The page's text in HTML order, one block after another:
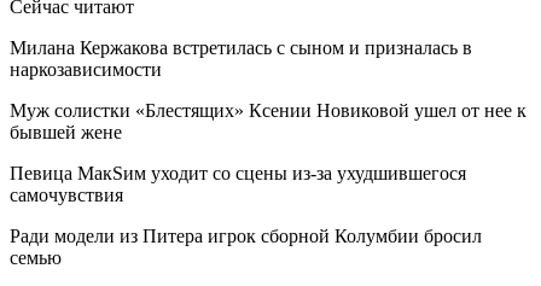
Сейчас читают
Милана Кержакова встретилась с сыном и призналась в
наркозависимости
Муж солистки «Блестящих» Ксении Новиковой ушел от нее к
бывшей жене
Певица МакSим уходит со сцены из-за ухудшившегося
самочувствия
Ради модели из Питера игрок сборной Колумбии бросил
семью